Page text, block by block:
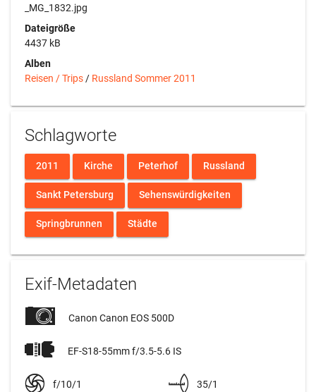
_MG_1832.jpg
Dateigröße
4437 kB
Alben
Reisen / Trips / Russland Sommer 2011
Schlagworte
2011 Kirche Peterhof Russland
Sankt Petersburg Sehenswürdigkeiten
Springbrunnen Städte
Exif-Metadaten
Canon Canon EOS 500D
EF-S18-55mm f/3.5-5.6 IS
f/10/1 35/1